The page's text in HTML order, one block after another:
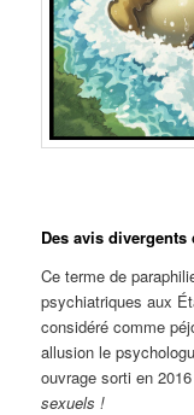
Des avis
Ce terme de
psychiatriques aux
considéré comme
allusion le
ouvrage sorti en
sexuels !